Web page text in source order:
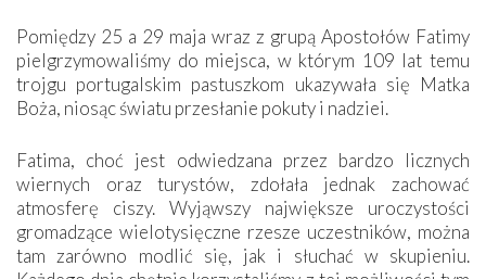
Pomiędzy 25 a 29 maja wraz z grupą Apostołów Fatimy
pielgrzymowaliśmy do miejsca, w którym 109 lat temu
trojgu portugalskim pastuszkom ukazywała się Matka
Boża, niosąc światu przesłanie pokuty i nadziei.
Fatima, choć jest odwiedzana przez bardzo licznych
wiernych oraz turystów, zdołała jednak zachować
atmosferę ciszy. Wyjąwszy największe uroczystości
gromadzące wielotysięczne rzesze uczestników, można
tam zarówno modlić się, jak i słuchać w skupieniu.